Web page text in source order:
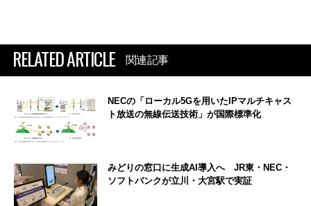
RELATED ARTICLE 関連記事
NECの「ローカル5Gを用いたIPマルチキャス
ト放送の無線伝送技術」が国際標準化
みどりの窓口に生成AI導入へ JR東・NEC・
ソフトバンクが立川・大宮駅で実証